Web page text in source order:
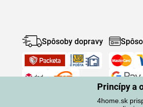
Princípy a
4home.sk
Spôsoby dopravy